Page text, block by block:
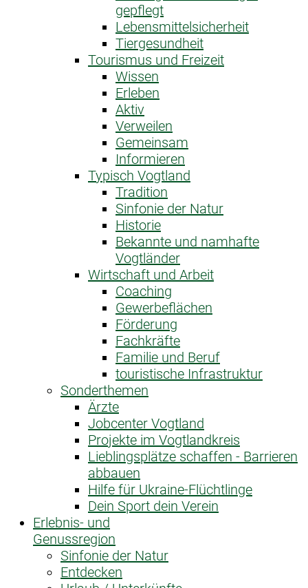
gepflegt
Lebensmittelsicherheit
Tiergesundheit
Tourismus und Freizeit
Wissen
Erleben
Aktiv
Verweilen
Gemeinsam
Informieren
Typisch Vogtland
Tradition
Sinfonie der Natur
Historie
Bekannte und namhafte
Vogtländer
Wirtschaft und Arbeit
Coaching
Gewerbeflächen
Förderung
Fachkräfte
Familie und Beruf
touristische Infrastruktur
Sonderthemen
Ärzte
Jobcenter Vogtland
Projekte im Vogtlandkreis
Lieblingsplätze schaffen - Barrieren
abbauen
Hilfe für Ukraine-Flüchtlinge
Dein Sport dein Verein
Erlebnis- und
Genussregion
Sinfonie der Natur
Entdecken